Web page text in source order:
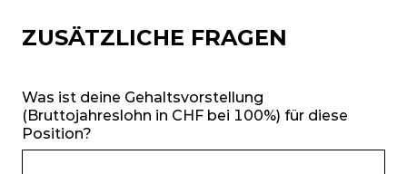
ZUSÄTZLICHE FRAGEN
Was ist deine Gehaltsvorstellung
(Bruttojahreslohn in CHF bei 100%) für diese
Position?